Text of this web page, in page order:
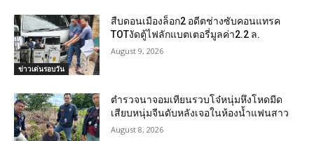
ข่าวเด่นรอบวัน
สืบดอนเมืองล็อก2 อดีตช่างซับคอนแทรค
TOTงัดตู้ไฟลักแบตเตอรี่มูลค่า2.2 ล.
August 9, 2026
ตำรวจนาจอมเทียนรวบโจ๋หนุ่มหึงโหดมีด
เสียบหนุ่มจีนดับหลังเจอในห้องน้ำแฟนสาว
August 8, 2026